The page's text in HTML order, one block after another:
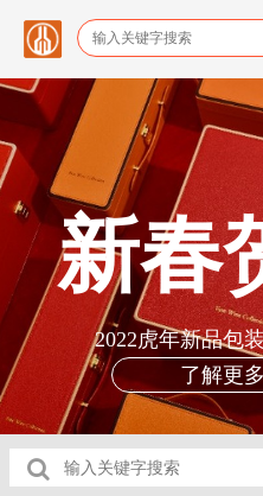
新春
了解更多
2022虎年新品包